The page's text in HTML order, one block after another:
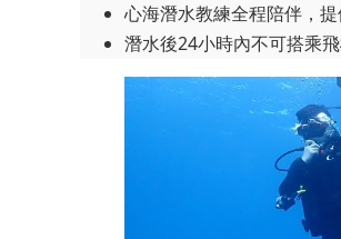
心海潛水教練全程陪伴，
潛水後24小時內不可搭乘